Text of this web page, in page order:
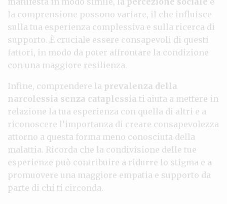
la comprensione possono variare, il che influisce
sulla tua esperienza complessiva e sulla ricerca di
supporto. È cruciale essere consapevoli di questi
fattori, in modo da poter affrontare la condizione
con una maggiore resilienza.
Infine, comprendere la prevalenza della
narcolessia senza cataplessia ti aiuta a mettere in
relazione la tua esperienza con quella di altri e a
riconoscere l’importanza di creare consapevolezza
attorno a questa forma meno conosciuta della
malattia. Ricorda che la condivisione delle tue
esperienze può contribuire a ridurre lo stigma e a
promuovere una maggiore empatia e supporto da
parte di chi ti circonda.